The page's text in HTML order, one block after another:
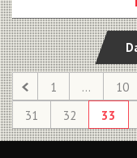
1 ... 10
31
32 33